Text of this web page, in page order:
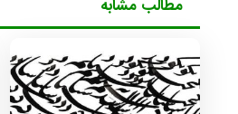
مطالب مشابه